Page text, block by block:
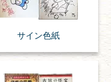
サイン色紙